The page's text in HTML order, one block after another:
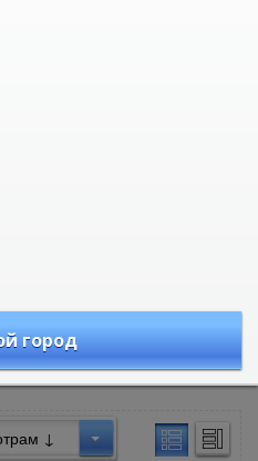
для ванной
Решетки
город